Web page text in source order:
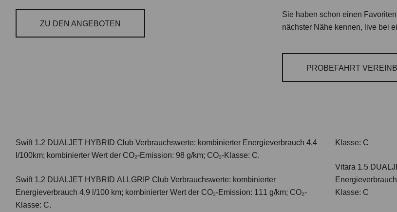
ZU DEN ANGEBOTEN
Sie haben schon einen
nächster Nähe kennen, live bei
PROBEFAHRT
Swift 1.2 DUALJET HYBRID Club Verbrauchswerte: kombinierter Energieverbrauch 4,4
l/100km; kombinierter Wert der CO₂-Emission: 98 g/km; CO₂-Klasse: C.
Swift 1.2 DUALJET HYBRID ALLGRIP Club Verbrauchswerte: kombinierter
Energieverbrauch 4,9 l/100 km; kombinierter Wert der CO₂-Emission: 111 g/km; CO₂-
Klasse: C.
Klasse: C
Vitara 1.5
Klasse: C